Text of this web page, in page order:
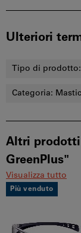
Ulteriori
Tipo di prodotto:
Categoria:
Altri prodotti
GreenPlus"
Visualizza tutto
Più venduto